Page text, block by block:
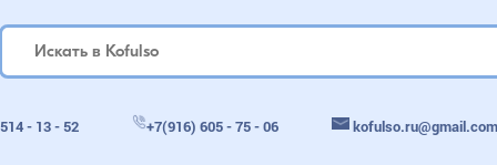
- 13 - 52 +7(916) 605 - 75 - 06 kofulso.ru@gmail.com